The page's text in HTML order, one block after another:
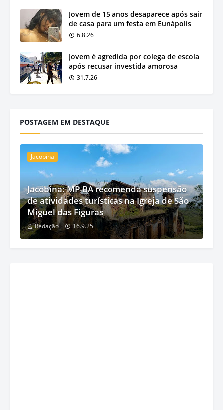
Jovem de 15 anos desaparece após sair
de casa para um festa em Eunápolis
6.8.26
Jovem é agredida por colega de escola
após recusar investida amorosa
31.7.26
POSTAGEM EM DESTAQUE
Jacobina
Jacobina: MP-BA recomenda suspensão
de atividades turísticas na Igreja de São
Miguel das Figuras
Redação 16.9.25